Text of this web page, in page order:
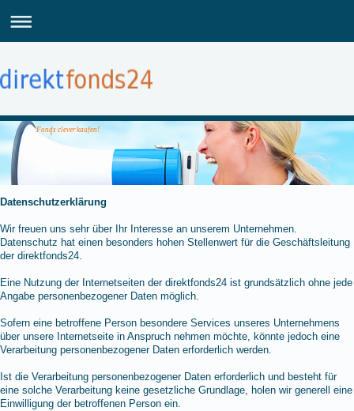
Fonds clever kaufen!
Datenschutzerklärung
Wir freuen uns sehr über Ihr Interesse an unserem Unternehmen.
Datenschutz hat einen besonders hohen Stellenwert für die Geschäftsleitung
der direktfonds24.
Eine Nutzung der Internetseiten der direktfonds24 ist grundsätzlich ohne jede
Angabe personenbezogener Daten möglich.
Sofern eine betroffene Person besondere Services unseres Unternehmens
über unsere Internetseite in Anspruch nehmen möchte, könnte jedoch eine
Verarbeitung personenbezogener Daten erforderlich werden.
Ist die Verarbeitung personenbezogener Daten erforderlich und besteht für
eine solche Verarbeitung keine gesetzliche Grundlage, holen wir generell eine
Einwilligung der betroffenen Person ein.